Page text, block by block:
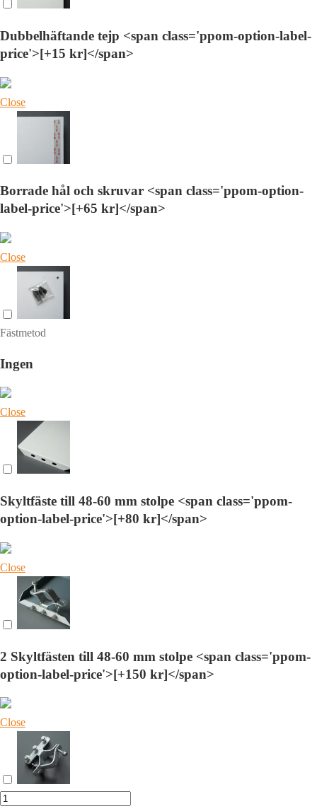
Dubbelhäftande tejp <span class='ppom-option-label-
price'>[+15 kr]</span>
Close
Borrade hål och skruvar <span class='ppom-option-
label-price'>[+65 kr]</span>
Close
Fästmetod
Ingen
Close
Skyltfäste till 48-60 mm stolpe <span class='ppom-
option-label-price'>[+80 kr]</span>
Close
2 Skyltfästen till 48-60 mm stolpe <span class='ppom-
option-label-price'>[+150 kr]</span>
Close
Skylt